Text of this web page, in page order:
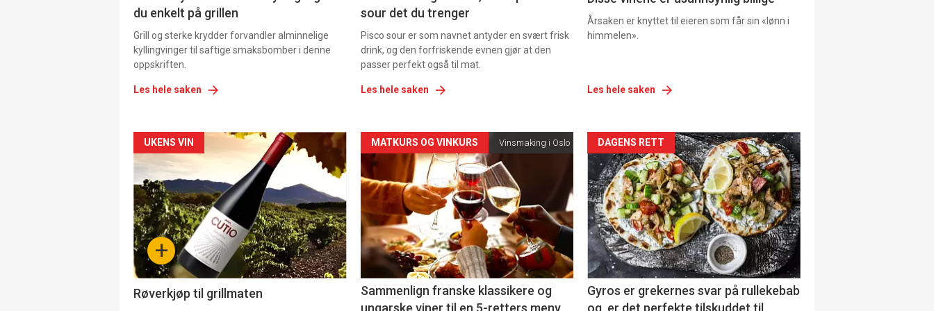
du enkelt på grillen
Grill og sterke krydder forvandler alminnelige
kyllingvinger til saftige smaksbomber i denne
oppskriften.
Les hele saken
sour det du trenger
Pisco sour er som navnet antyder en svært frisk
drink, og den forfriskende evnen gjør at den
passer perfekt også til mat.
Les hele saken
Årsaken er knyttet til eieren som får sin «lønn i
himmelen».
Les hele saken
Forsiden
akkurat
nå
-
4 +
UKENS VIN
Røverkjøp til grillmaten
Forsiden
akkurat
nå
-
5
MATKURS OG VINKURS Vinsmaking i Oslo
Sammenlign franske klassikere og
ungarske viner til en 5-retters meny
Forsiden
akkurat
nå
-
6
DAGENS RETT
Gyros er grekernes svar på rullekebab
og er det perfekte tilskuddet til